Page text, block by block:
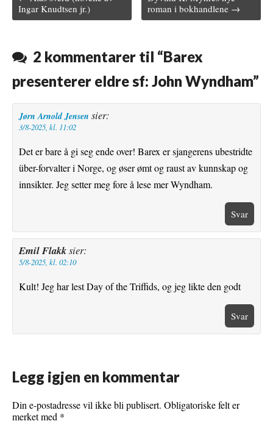
b
o
k
t
r
l
e
e
s
l
Post navigation
Ingar Knudtsen jr.)
roman i bokhandlene →
2 kommentarer til “Barex
presenterer eldre sf: John Wyndham”
Jørn Arnold Jensen sier:
3/8-2025, kl. 11:02
Det er bare å gi seg ende over! Barex er sjangerens ubestridte
über-forvalter i Norge, og øser ømt og raust av kunnskap og
innsikter. Jeg setter meg fore å lese mer Wyndham.
Svar
Emil Flakksier:
5/8-2025, kl. 02:10
Kult! Jeg har lest Day of the Triffids, og jeg likte den godt
Svar
Legg igjen en kommentar
Din e-postadresse vil ikke bli publisert. Obligatoriske felt er
merket med *